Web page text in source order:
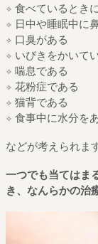
✧ 食べているとき
✧ 日中や睡眠中に
✧ 口臭がある
✧ いびきをかいて
✧ 喘息である
✧ 花粉症である
✧ 猫背である
✧ 食事中に水分を
などが考えられます
一つでも当てはま
き、なんらかの治